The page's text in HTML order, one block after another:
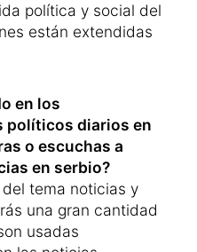
política y social del
están extendidas
en los
políticos diarios en
o escuchas a
en serbio?
tema noticias y
una gran cantidad
usadas